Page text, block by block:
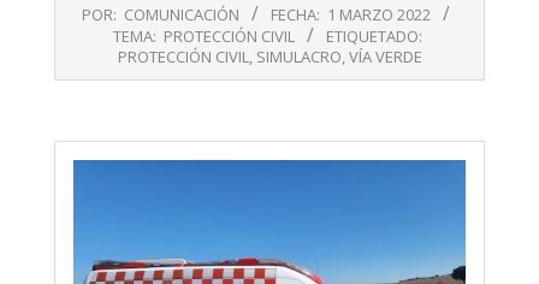
POR: COMUNICACIÓN FECHA: 1 MARZO 2022
TEMA: PROTECCIÓN CIVIL
ETIQUETADO:
PROTECCIÓN CIVIL, SIMULACRO,VÍA VERDE